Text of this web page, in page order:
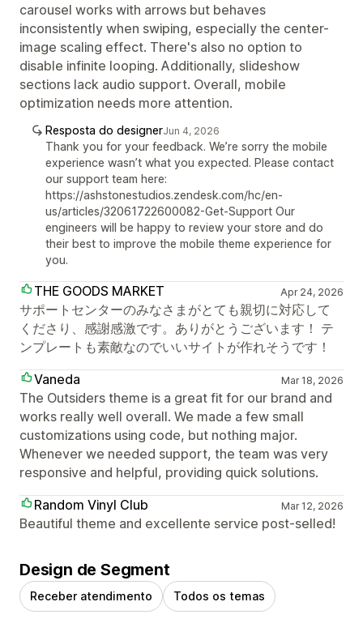
carousel works with arrows but behaves
inconsistently when swiping, especially the center-
image scaling effect. There's also no option to
disable infinite looping. Additionally, slideshow
sections lack audio support. Overall, mobile
optimization needs more attention.
Resposta do designerJun 4, 2026
Thank you for your feedback. We’re sorry the mobile
experience wasn’t what you expected. Please contact
our support team here:
https://ashstonestudios.zendesk.com/hc/en-
us/articles/32061722600082-Get-Support Our
engineers will be happy to review your store and do
their best to improve the mobile theme experience for
you.
THE GOODS MARKET Apr 24, 2026
サポートセンターのみなさまがとても親切に対応して
くださり、感謝感激です。ありがとうございます！ テ
ンプレートも素敵なのでいいサイトが作れそうです！
Vaneda
Mar 18, 2026
The Outsiders theme is a great fit for our brand and
works really well overall. We made a few small
customizations using code, but nothing major.
Whenever we needed support, the team was very
responsive and helpful, providing quick solutions.
Random Vinyl Club
Mar 12, 2026
Beautiful theme and excellente service post-selled!
Design de Segment
Receber atendimento Todos os temas